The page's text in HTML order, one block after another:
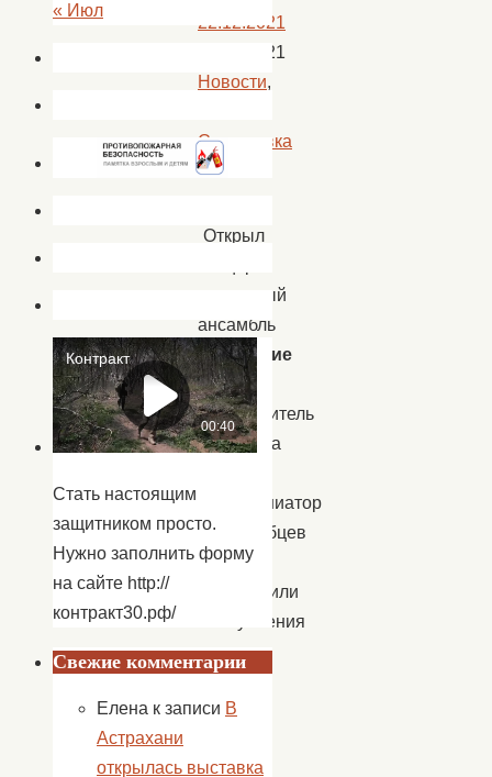
22.12.2021
22.12.2021
Новости,
Сокрутовка
Открыл
вокальный
ансамбль
«Сельские
зори»
(руководитель
Ажибаева
аккомпаниатор
Стародубцев
О.В.),
продолжили
выступления
дуэтов
солистов
Павла
« Июл
Стать настоящим
защитником просто.
Нужно заполнить форму
на сайте http://
контракт30.рф/
Свежие комментарии
Елена к записи В
Астрахани
открылась выставка